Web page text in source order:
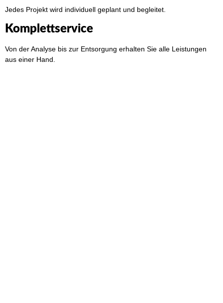
Jedes Projekt wird individuell geplant und begleitet.
Komplettservice
Von der Analyse bis zur Entsorgung erhalten Sie alle Leistungen
aus einer Hand.